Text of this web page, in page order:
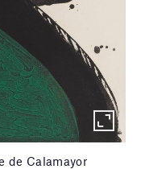
de Calamayor